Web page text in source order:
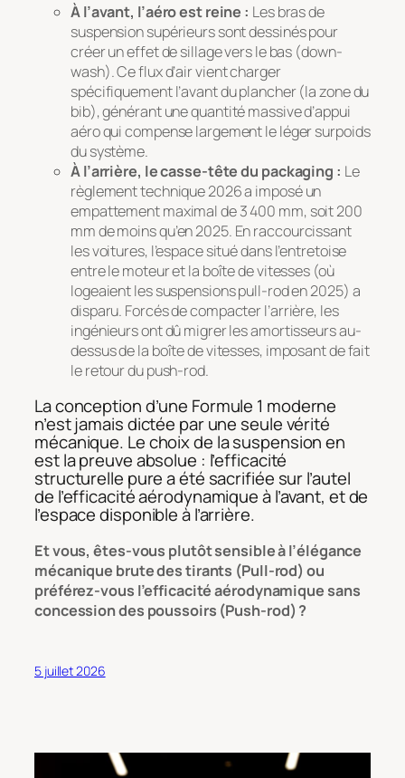
À l’avant, l’aéro est reine : Les bras de
suspension supérieurs sont dessinés pour
créer un effet de sillage vers le bas (down-
wash). Ce flux d’air vient charger
spécifiquement l’avant du plancher (la zone du
bib), générant une quantité massive d’appui
aéro qui compense largement le léger surpoids
du système.
À l’arrière, le casse-tête du packaging : Le
règlement technique 2026 a imposé un
empattement maximal de 3 400 mm, soit 200
mm de moins qu’en 2025. En raccourcissant
les voitures, l’espace situé dans l’entretoise
entre le moteur et la boîte de vitesses (où
logeaient les suspensions pull-rod en 2025) a
disparu. Forcés de compacter l’arrière, les
ingénieurs ont dû migrer les amortisseurs au-
dessus de la boîte de vitesses, imposant de fait
le retour du push-rod.
La conception d’une Formule 1 moderne
n’est jamais dictée par une seule vérité
mécanique. Le choix de la suspension en
est la preuve absolue : l’efficacité
structurelle pure a été sacrifiée sur l’autel
de l’efficacité aérodynamique à l’avant, et de
l’espace disponible à l’arrière.
Et vous, êtes-vous plutôt sensible à l’élégance
mécanique brute des tirants (Pull-rod) ou
préférez-vous l’efficacité aérodynamique sans
concession des poussoirs (Push-rod) ?
5 juillet 2026